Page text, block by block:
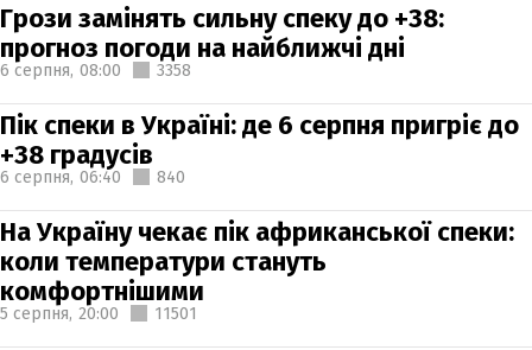
Грози замінять сильну спеку до +38:
прогноз погоди на найближчі дні
6 серпня, 08:00 3358
Пік спеки в Україні: де 6 серпня пригріє до
+38 градусів
6 серпня, 06:40 840
На Україну чекає пік африканської спеки:
коли температури стануть
комфортнішими
5 серпня, 20:00 11501